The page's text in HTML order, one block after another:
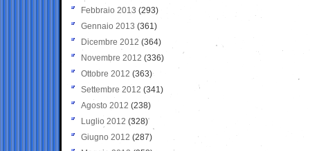
Febbraio 2013 (293)
Gennaio 2013 (361)
Dicembre 2012 (364)
Novembre 2012 (336)
Ottobre 2012 (363)
Settembre 2012 (341)
Agosto 2012 (238)
Luglio 2012 (328)
Giugno 2012 (287)